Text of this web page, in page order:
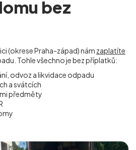
bez
(okrese Praha-západ) nám zaplatíte
Tohle všechno je bez příplatků:
odvoz a likvidace odpadu
a svátcích
předměty